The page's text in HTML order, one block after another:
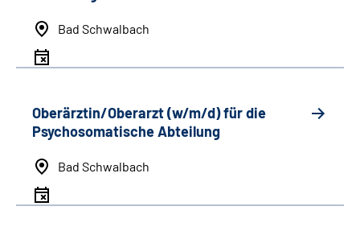
Bad Schwalbach
Oberärztin/Oberarzt (w/m/d) für die
Psychosomatische Abteilung
Bad Schwalbach